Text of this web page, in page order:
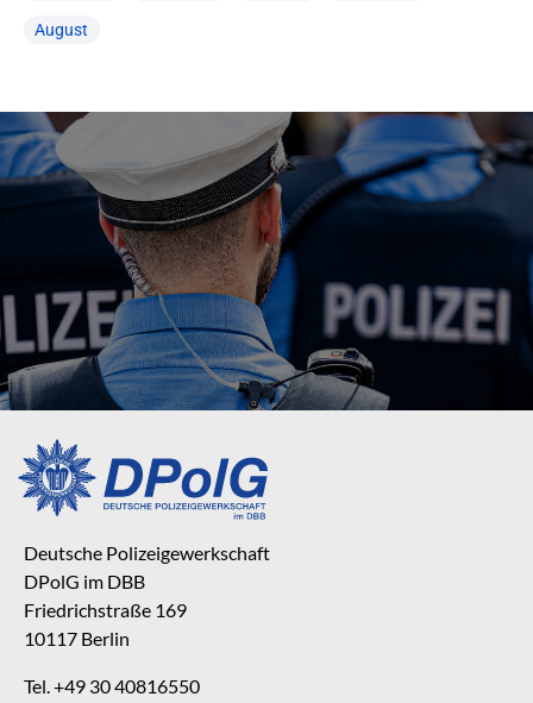
August
Deutsche Polizeigewerkschaft
DPolG im DBB
Friedrichstraße 169
10117 Berlin
Tel. +49 30 40816550